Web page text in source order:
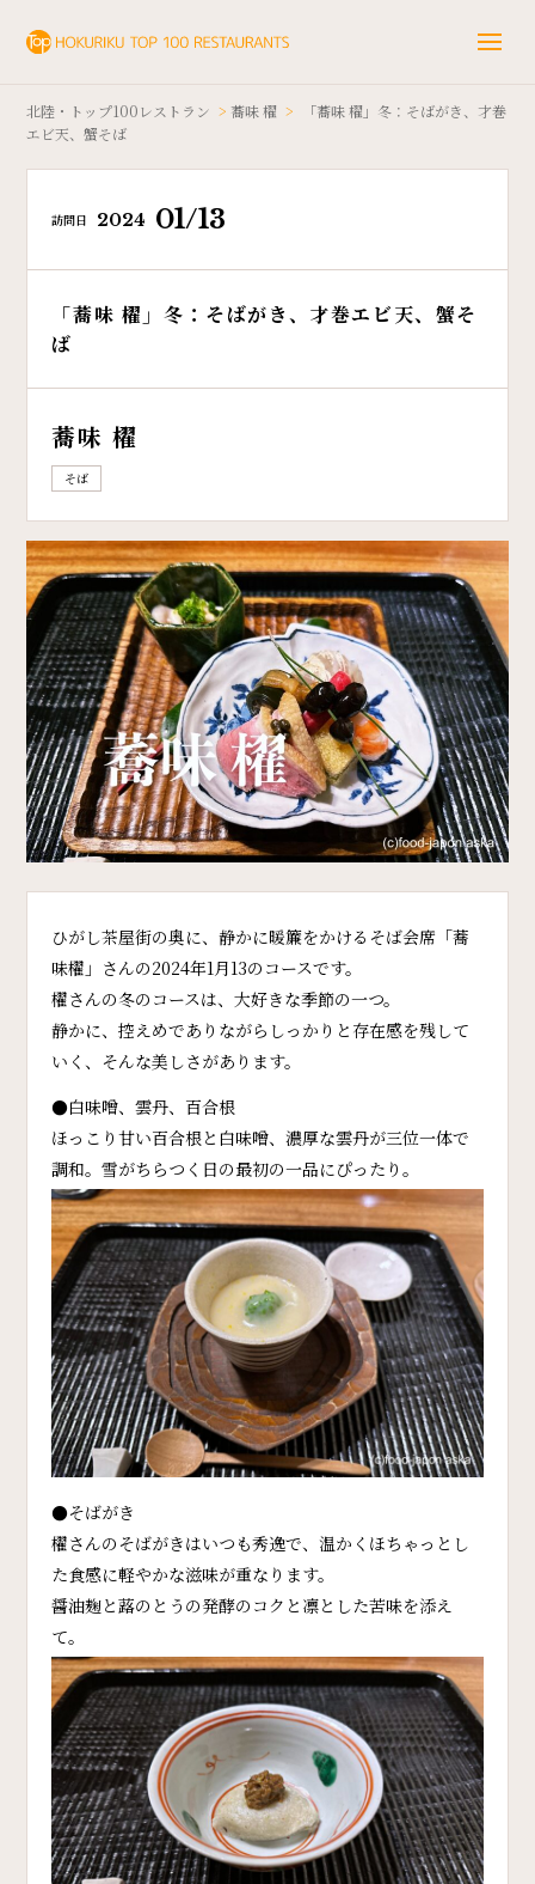
北陸・トップ100レストラン >蕎味 櫂 >
「蕎味 櫂」冬：そばがき、才巻
エビ天、蟹そば
訪問日 2024 01/13
「蕎味 櫂」冬：そばがき、才巻エビ天、蟹そ
ば
蕎味 櫂
そば
ひがし茶屋街の奥に、静かに暖簾をかけるそば会席「蕎
味櫂」さんの2024年1月13のコースです。
櫂さんの冬のコースは、大好きな季節の一つ。
静かに、控えめでありながらしっかりと存在感を残して
いく、そんな美しさがあります。
●白味噌、雲丹、百合根
ほっこり甘い百合根と白味噌、濃厚な雲丹が三位一体で
調和。雪がちらつく日の最初の一品にぴったり。
●そばがき
櫂さんのそばがきはいつも秀逸で、温かくほちゃっとし
た食感に軽やかな滋味が重なります。
醤油麹と蕗のとうの発酵のコクと凛とした苦味を添え
て。